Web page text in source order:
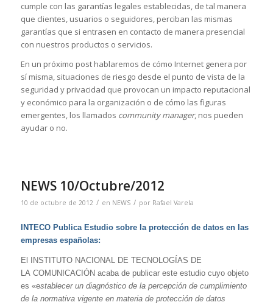
cumple con las garantías legales establecidas, de tal manera
que clientes, usuarios o seguidores, perciban las mismas
garantías que si entrasen en contacto de manera presencial
con nuestros productos o servicios.
En un próximo post hablaremos de cómo Internet genera por
sí misma, situaciones de riesgo desde el punto de vista de la
seguridad y privacidad que provocan un impacto reputacional
y económico para la organización o de cómo las figuras
emergentes, los llamados community manager, nos pueden
ayudar o no.
NEWS 10/Octubre/2012
10 de octubre de 2012 / en NEWS / por Rafael Varela
INTECO Publica Estudio sobre la protección de datos en las
empresas españolas:
El INSTITUTO NACIONAL DE TECNOLOGÍAS DE
LA COMUNICACIÓN acaba de publicar este estudio cuyo objeto
es «establecer un diagnóstico de la percepción de cumplimiento
de la normativa vigente en materia de protección de datos